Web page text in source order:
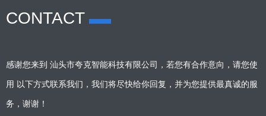
CONTACT
感谢您来到 汕头市夸克智能科技有限公司，若您有合作意向，请您使
用 以下方式联系我们，我们将尽快给你回复，并为您提供最真诚的服
务，谢谢！